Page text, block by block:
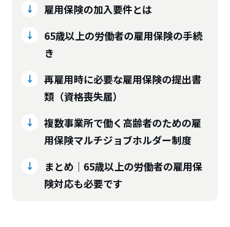
雇用保険の加入要件とは
65歳以上の労働者の雇用保険の手続
き
再雇用時に必要な雇用保険の提出書
類（資格喪失届）
複数事業所で働く高齢者のための雇
用保険マルチジョブホルダー制度
まとめ｜65歳以上の労働者の雇用保
険対応も必要です